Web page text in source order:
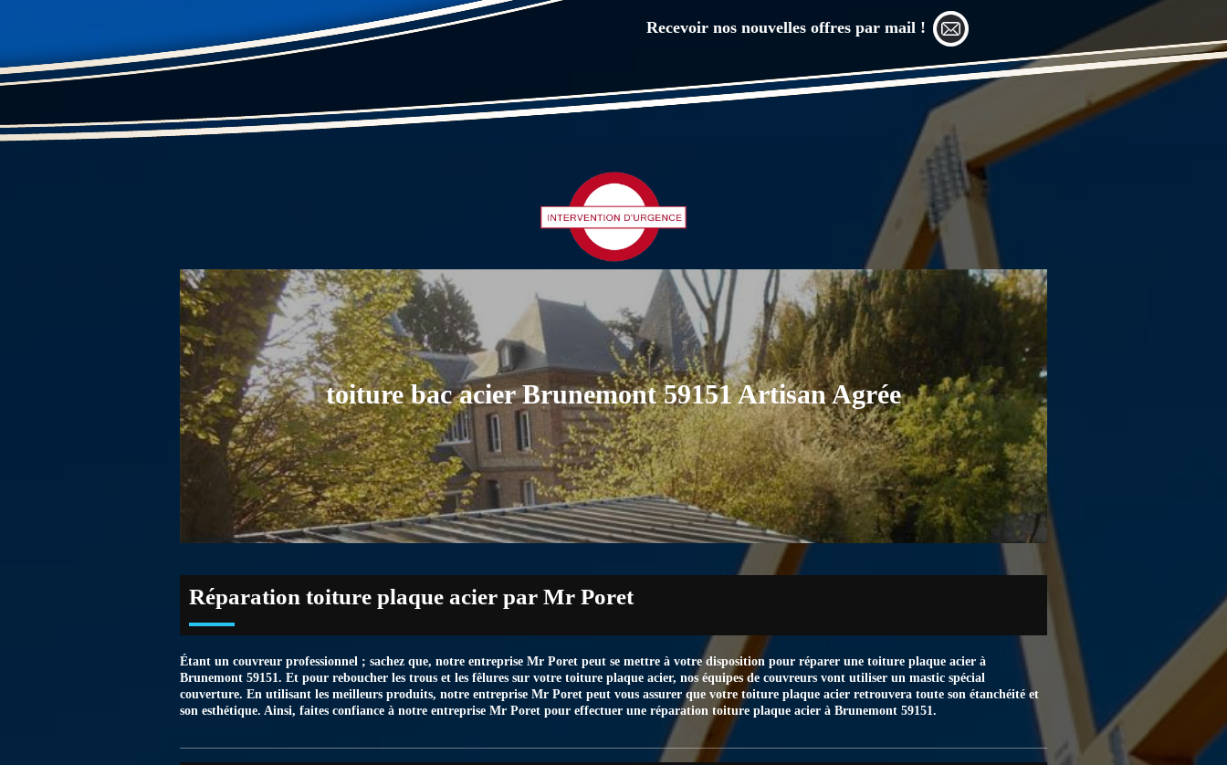
Recevoir nos nouvelles offres par mail !
toiture bac acier Brunemont 59151 Artisan Agrée
Réparation toiture plaque acier par Mr Poret
Étant un couvreur professionnel ; sachez que, notre entreprise Mr Poret peut se mettre à votre disposition pour réparer une toiture plaque acier à
Brunemont 59151. Et pour reboucher les trous et les fêlures sur votre toiture plaque acier, nos équipes de couvreurs vont utiliser un mastic spécial
couverture. En utilisant les meilleurs produits, notre entreprise Mr Poret peut vous assurer que votre toiture plaque acier retrouvera toute son étanchéité et
son esthétique. Ainsi, faites confiance à notre entreprise Mr Poret pour effectuer une réparation toiture plaque acier à Brunemont 59151.